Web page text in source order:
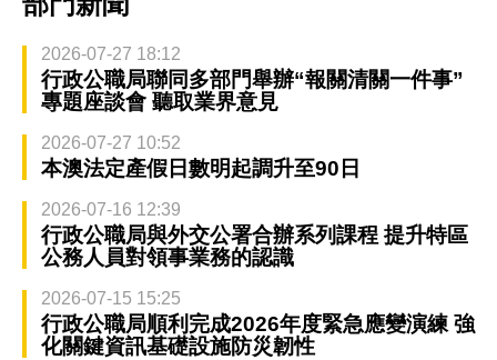
2026-07-27 18:12
行政公職局聯同多部門舉辦“報關清關一件事”
專題座談會 聽取業界意見
2026-07-27 10:52
本澳法定產假日數明起調升至90日
2026-07-16 12:39
行政公職局與外交公署合辦系列課程 提升特區
公務人員對領事業務的認識
2026-07-15 15:25
行政公職局順利完成2026年度緊急應變演練 強
化關鍵資訊基礎設施防災韌性